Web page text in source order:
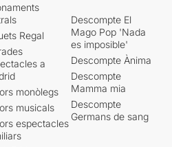
Regal
a
monòlegs
musicals
espectacles
Descompte El
Mago Pop 'Nada
es imposible'
Descompte Ànima
Descompte
Mamma mia
Descompte
Germans de sang